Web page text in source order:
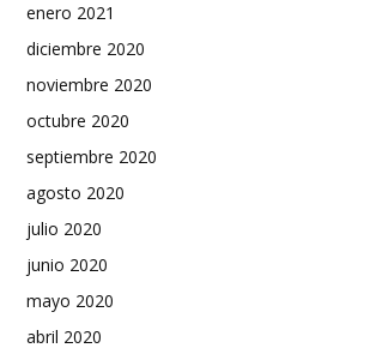
enero 2021
diciembre 2020
noviembre 2020
octubre 2020
septiembre 2020
agosto 2020
julio 2020
junio 2020
mayo 2020
abril 2020